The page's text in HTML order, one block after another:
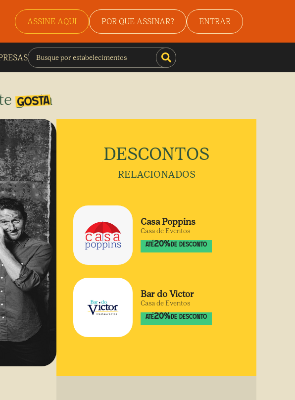
ASSINE AQUI POR QUE ASSINAR? ENTRAR
gosta
DESCONTOS
RELACIONADOS
Casa Poppins
Casa de Eventos
ATÉ20%DE DESCONTO
Bar do Victor
Casa de Eventos
ATÉ20%DE DESCONTO